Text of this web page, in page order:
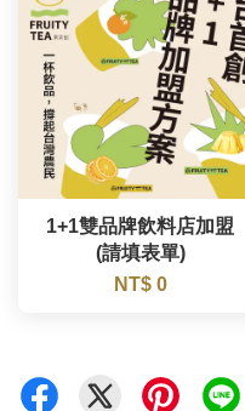
1+1雙品牌飲料店加盟
(請填表單)
NT$ 0